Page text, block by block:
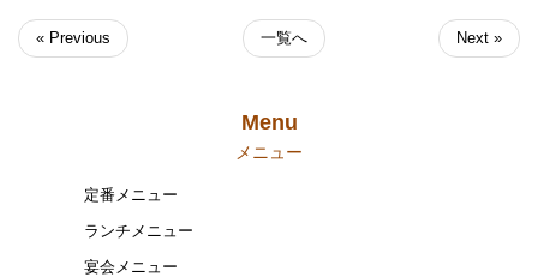
« Previous 一覧へ Next »
Menu
メニュー
定番メニュー
ランチメニュー
宴会メニュー